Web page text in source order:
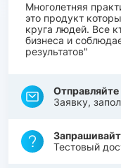
Многолетняя
это продукт
круга людей. Все
бизнеса и
результатов"
Отправляйте
Заявку,
Тестовый